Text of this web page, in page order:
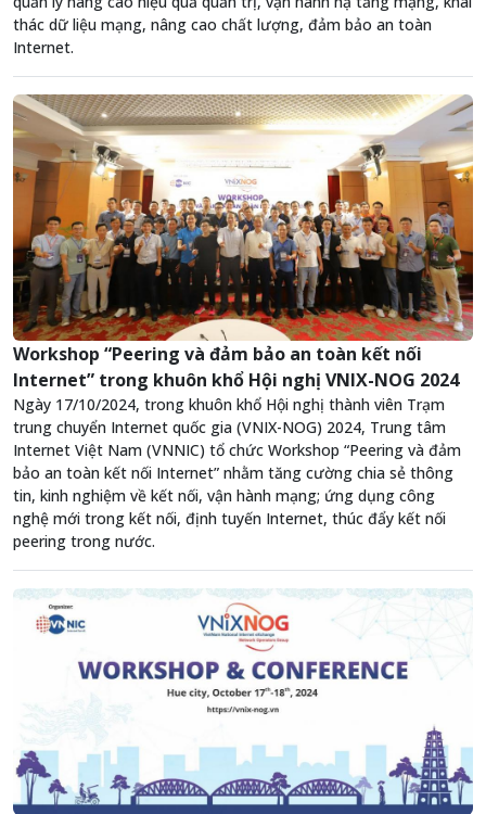
thác dữ liệu mạng, nâng cao chất lượng, đảm bảo an toàn
Internet.
Workshop “Peering và đảm bảo an toàn kết nối
Internet” trong khuôn khổ Hội nghị VNIX-NOG 2024
Ngày 17/10/2024, trong khuôn khổ Hội nghị thành viên Trạm
trung chuyển Internet quốc gia (VNIX-NOG) 2024, Trung tâm
Internet Việt Nam (VNNIC) tổ chức Workshop “Peering và đảm
bảo an toàn kết nối Internet” nhằm tăng cường chia sẻ thông
tin, kinh nghiệm về kết nối, vận hành mạng; ứng dụng công
nghệ mới trong kết nối, định tuyến Internet, thúc đẩy kết nối
peering trong nước.